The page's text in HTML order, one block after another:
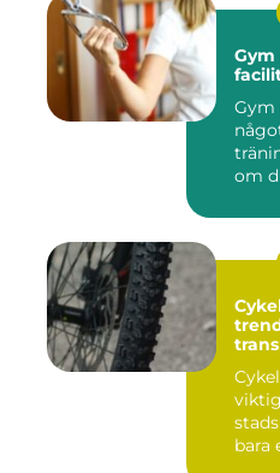
Gym
om
bara